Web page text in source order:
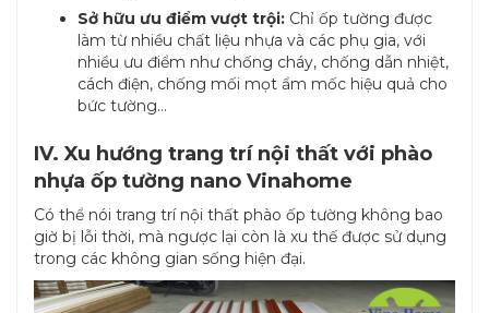
Sở hữu ưu điểm vượt trội: Chỉ ốp tường được
làm từ nhiều chất liệu nhựa và các phụ gia, với
nhiều ưu điểm như chống cháy, chống dẫn nhiệt,
cách điện, chống mối mọt ẩm mốc hiệu quả cho
bức tường…
IV. Xu hướng trang trí nội thất với phào
nhựa ốp tường nano Vinahome
Có thể nói trang trí nội thất phào ốp tường không bao
giờ bị lỗi thời, mà ngược lại còn là xu thế được sử dụng
trong các không gian sống hiện đại.